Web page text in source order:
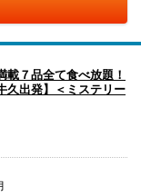
載７品全て食べ放題！
久出発】＜ミステリー